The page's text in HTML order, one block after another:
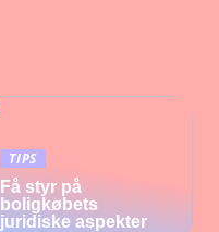
TIPS
Få styr på
boligkøbets
juridiske aspekter